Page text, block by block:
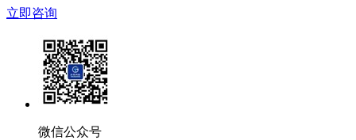
立即咨询
微信公众号